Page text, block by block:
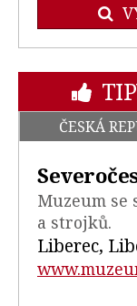
ČESKÁ
Muzeum
a strojků.
Liberec,